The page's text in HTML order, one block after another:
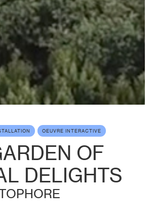
OEUVRE INTERACTIVE
OF
DELIGHTS